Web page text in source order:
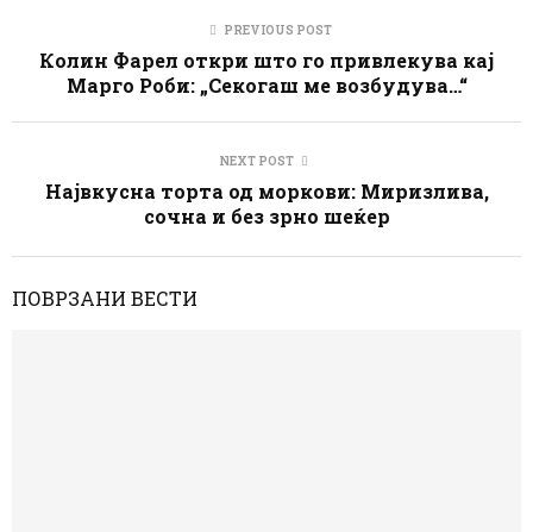
PREVIOUS POST
Колин Фарел откри што го привлекува кај
Марго Роби: „Секогаш ме возбудува…“
NEXT POST
Највкусна торта од моркови: Миризлива,
сочна и без зрно шеќер
ПОВРЗАНИ ВЕСТИ